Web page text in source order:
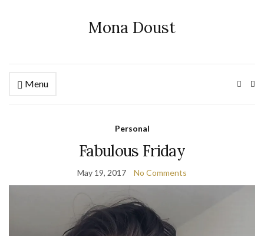
Mona Doust
Menu
Personal
Fabulous Friday
May 19, 2017 No Comments